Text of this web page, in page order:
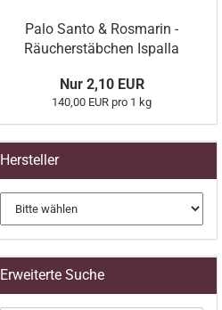
Palo Santo & Rosmarin -
Räucherstäbchen Ispalla
Nur 2,10 EUR
140,00 EUR pro 1 kg
Hersteller
Erweiterte Suche